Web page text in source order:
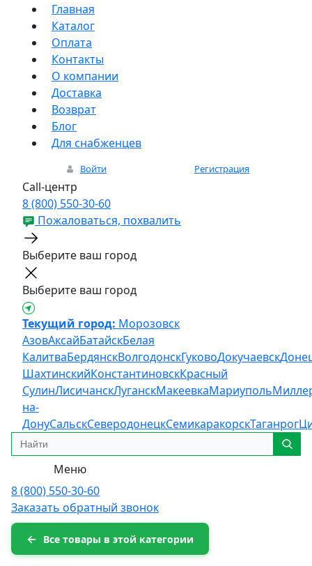
Главная
Каталог
Оплата
Контакты
О компании
Доставка
Возврат
Блог
Для снабженцев
Войти Регистрация
Call-центр
8 (800) 550-30-60
Пожаловаться, похвалить
Выберите ваш город
Выберите ваш город
Текущий город: Морозовск
АзовАксайБатайскБелая
КалитваБердянскВолгодонскГуковоДокучаевск
ШахтинскийКонстантиновскКрасный
СулинЛисичанскЛуганскМакеевкаМариуполь
на-
ДонуСальскСеверодонецкСемикаракорскТаганрог
Меню
8 (800) 550-30-60
Заказать обратный звонок
Все товары в этой категории